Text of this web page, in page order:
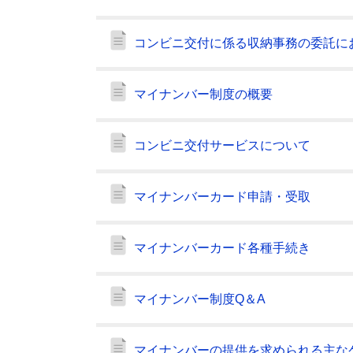
コンビニ交付に係る収納事務の委託に
マイナンバー制度の概要
コンビニ交付サービスについて
マイナンバーカード申請・受取
マイナンバーカード各種手続き
マイナンバー制度Q＆A